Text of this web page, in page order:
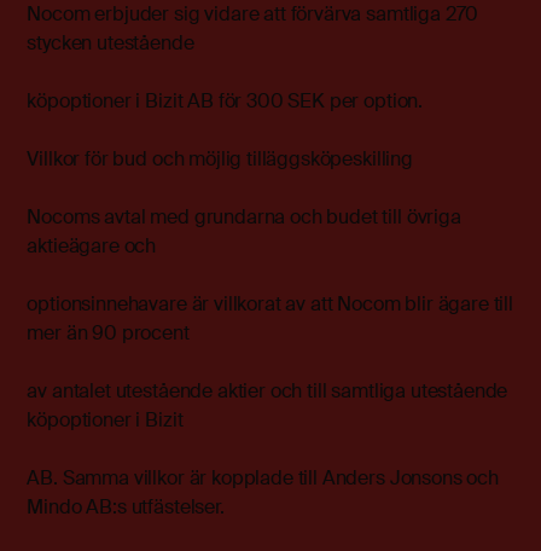
Nocom erbjuder sig vidare att förvärva samtliga 270
stycken utestående
köpoptioner i Bizit AB för 300 SEK per option.
Villkor för bud och möjlig tilläggsköpeskilling
Nocoms avtal med grundarna och budet till övriga
aktieägare och
optionsinnehavare är villkorat av att Nocom blir ägare till
mer än 90 procent
av antalet utestående aktier och till samtliga utestående
köpoptioner i Bizit
AB. Samma villkor är kopplade till Anders Jonsons och
Mindo AB:s utfästelser.